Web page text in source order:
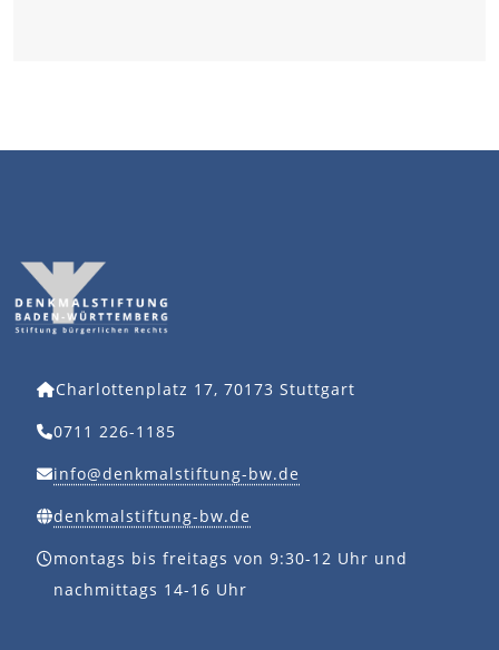
Charlottenplatz 17, 70173 Stuttgart
0711 226-1185
info@denkmalstiftung-bw.de
denkmalstiftung-bw.de
montags bis freitags von 9:30-12 Uhr und
nachmittags 14-16 Uhr